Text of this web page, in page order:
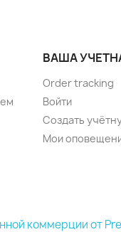
ВАША
Order tracking
Войти
Создать
Мои
коммерции от